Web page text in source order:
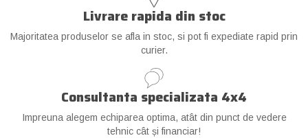
Livrare rapida din stoc
Majoritatea produselor se afla in stoc, si pot fi expediate rapid prin
curier.
Consultanta specializata 4x4
Impreuna alegem echiparea optima, atât din punct de vedere
tehnic cât și financiar!